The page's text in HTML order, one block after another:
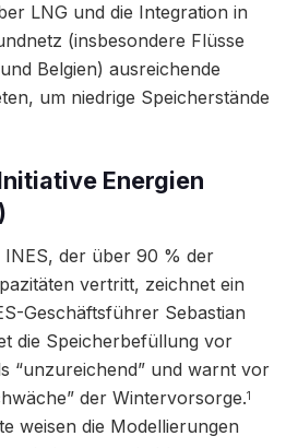
LNG und die Integration in
(insbesondere Flüsse
Belgien) ausreichende
um niedrige Speicherstände
Energien
der über 90 % der
vertritt, zeichnet ein
Geschäftsführer Sebastian
die Speicherbefüllung vor
“unzureichend” und warnt vor
der Wintervorsorge.1
weisen die Modellierungen